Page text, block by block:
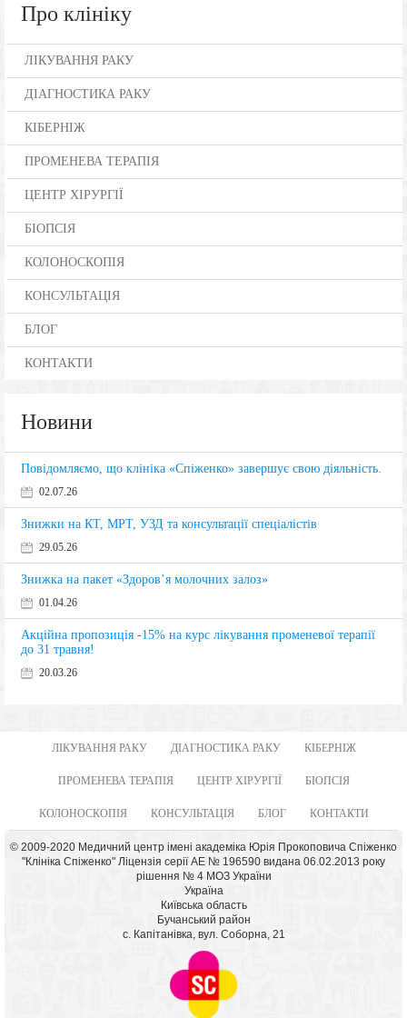
Про клініку
ЛІКУВАННЯ РАКУ
ДІАГНОСТИКА РАКУ
КІБЕРНІЖ
ПРОМЕНЕВА ТЕРАПІЯ
ЦЕНТР ХІРУРГІЇ
БІОПСІЯ
КОЛОНОСКОПІЯ
КОНСУЛЬТАЦІЯ
БЛОГ
КОНТАКТИ
Новини
Повідомляємо, що клініка «Спіженко» завершує свою діяльність.
02.07.26
Знижки на КТ, МРТ, УЗД та консультації спеціалістів
29.05.26
Знижка на пакет «Здоров’я молочних залоз»
01.04.26
Акційна пропозиція -15% на курс лікування променевої терапії
до 31 травня!
20.03.26
ЛІКУВАННЯ РАКУ ДІАГНОСТИКА РАКУ КІБЕРНІЖ
ПРОМЕНЕВА ТЕРАПІЯ ЦЕНТР ХІРУРГІЇ БІОПСІЯ
КОЛОНОСКОПІЯ КОНСУЛЬТАЦІЯ БЛОГ КОНТАКТИ
© 2009-2020 Медичний центр імені академіка Юрія Прокоповича Спіженко
"Клініка Спіженко" Ліцензія серії АЕ № 196590 видана 06.02.2013 року
рішення № 4 МОЗ України
Україна
Київська область
Бучанський район
с. Капітанівка, вул. Соборна, 21